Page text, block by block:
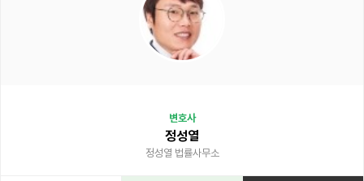
변호사
정성열
정성열 법률사무소